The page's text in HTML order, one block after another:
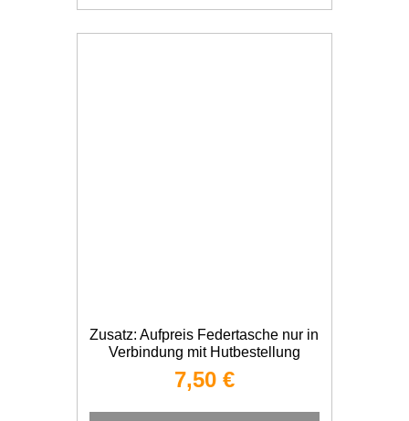
Zusatz: Aufpreis Federtasche nur in
Verbindung mit Hutbestellung
7,50 €